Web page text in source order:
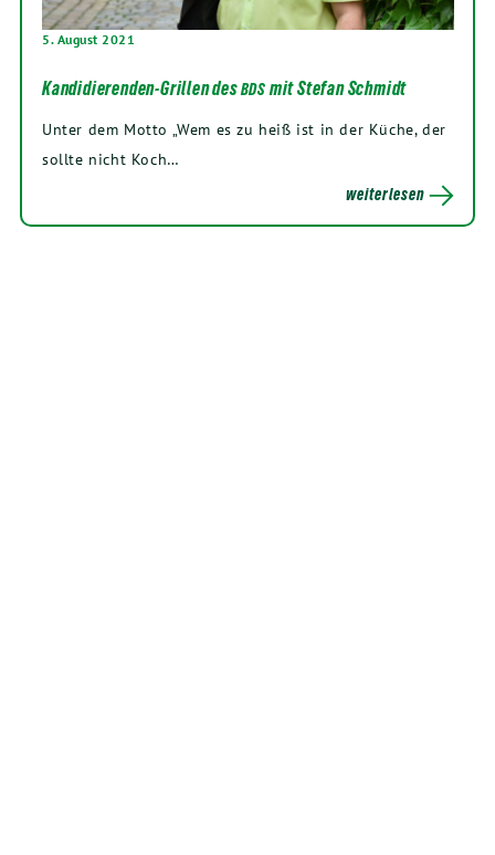
5. August 2021
Kandidierenden-Grillen desBDS mit Stefan Schmidt
Unter dem Mot­to „Wem es zu heiß ist in der Küche, der
soll­te nicht Koch…
weiterlesen